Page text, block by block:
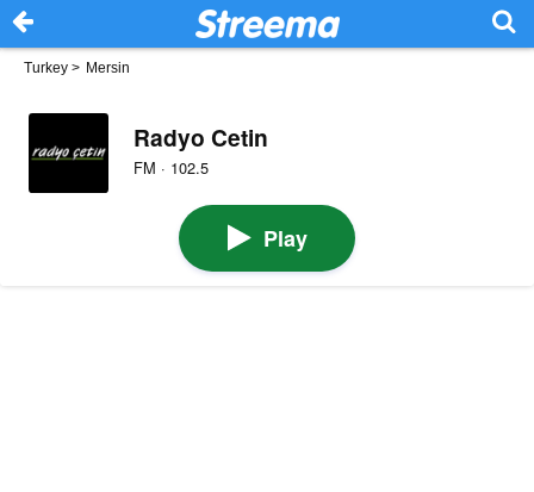
Turkey > Mersin
Radyo Cetin
FM · 102.5
Play